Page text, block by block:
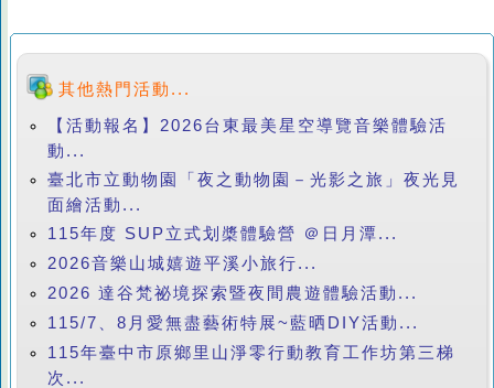
其他熱門活動...
【活動報名】2026台東最美星空導覽音樂體驗活
動...
臺北市立動物園「夜之動物園－光影之旅」夜光見
面繪活動...
115年度 SUP立式划槳體驗營 ＠日月潭...
2026音樂山城嬉遊平溪小旅行...
2026 達谷梵祕境探索暨夜間農遊體驗活動...
115/7、8月愛無盡藝術特展~藍晒DIY活動...
115年臺中市原鄉里山淨零行動教育工作坊第三梯
次...